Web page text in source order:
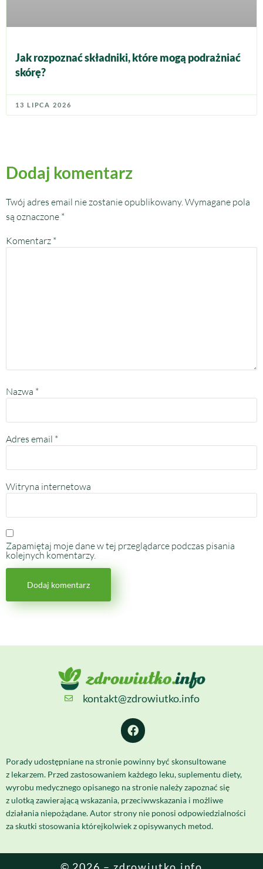
Jak rozpoznać składniki, które mogą podrażniać
skórę?
13 LIPCA 2026
Dodaj komentarz
Twój adres email nie zostanie opublikowany. Wymagane pola
są oznaczone *
Komentarz *
Nazwa *
Adres email *
Witryna internetowa
Zapamiętaj moje dane w tej przeglądarce podczas pisania
kolejnych komentarzy.
kontakt@zdrowiutko.info
Porady udostępniane na stronie powinny być skonsultowane
z lekarzem. Przed zastosowaniem każdego leku, suplementu diety,
wyrobu medycznego opisanego na stronie należy zapoznać się
z ulotką zawierającą wskazania, przeciwwskazania i możliwe
działania niepożądane. Autor strony nie ponosi odpowiedzialności
za skutki stosowania którejkolwiek z opisywanych metod.